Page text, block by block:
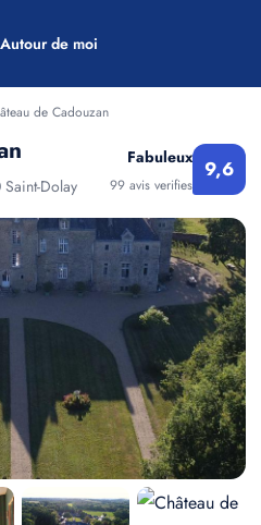
de moi
de Cadouzan
Dolay
Fabuleux
99 avis verifies
9,6